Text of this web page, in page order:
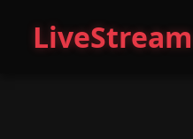
LiveStream